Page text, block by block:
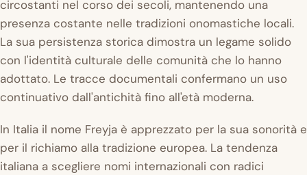
circostanti nel corso dei secoli, mantenendo una
presenza costante nelle tradizioni onomastiche locali.
La sua persistenza storica dimostra un legame solido
con l'identità culturale delle comunità che lo hanno
adottato. Le tracce documentali confermano un uso
continuativo dall'antichità fino all'età moderna.
In Italia il nome Freyja è apprezzato per la sua sonorità e
per il richiamo alla tradizione europea. La tendenza
italiana a scegliere nomi internazionali con radici